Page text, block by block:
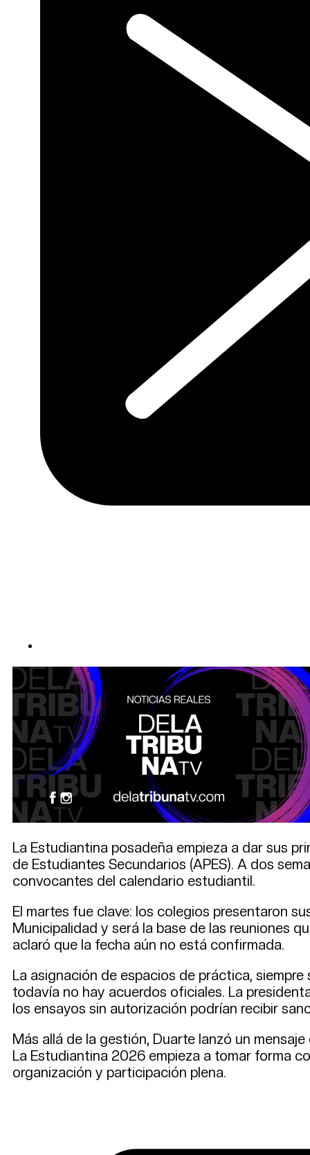
La Estudiantina posadeña empieza a dar sus
de Estudiantes Secundarios (APES). A dos
convocantes del calendario estudiantil.
El martes fue clave: los colegios presentaron
Municipalidad y será la base de las reuniones
aclaró que la fecha aún no está confirmada.
La asignación de espacios de práctica,
todavía no hay acuerdos oficiales. La
los ensayos sin autorización podrían recibir
Más allá de la gestión, Duarte lanzó un
La Estudiantina 2026 empieza a tomar forma
organización y participación plena.